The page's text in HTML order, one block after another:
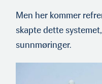
Men her kommer
skapte dette
sunnmøringer.